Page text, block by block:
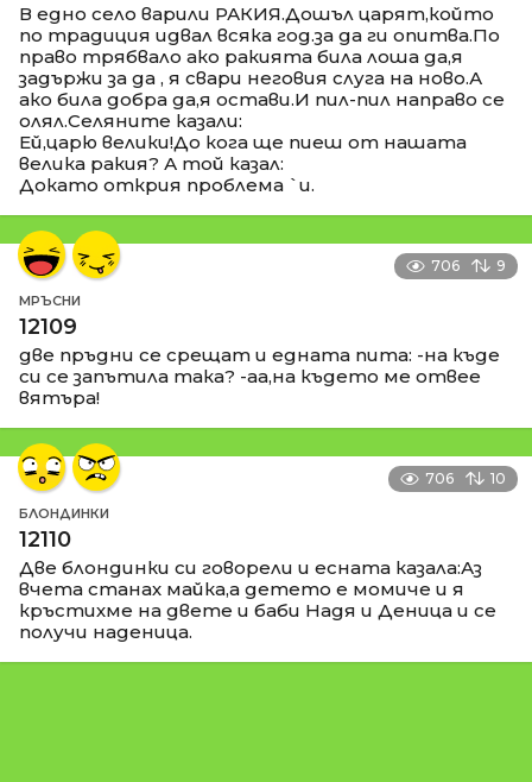
В едно село варили РАКИЯ.Дошъл царят,който
по традиция идвал всяка год.за да ги опитва.По
право трябвало ако ракията била лоша да,я
задържи за да , я свари неговия слуга на ново.А
ако била добра да,я остави.И пил-пил направо се
олял.Селяните казали:
Ей,царю велики!До кога ще пиеш от нашата
велика ракия? А той казал:
Докато открия проблема `и.
706 9
МРЪСНИ
12109
две пръдни се срещат и едната пита: -на къде
си се запътила така? -аа,на където ме отвее
вятъра!
706 10
БЛОНДИНКИ
12110
Две блондинки си говорели и есната казала:Аз
вчета станах майка,а детето е момиче и я
кръстихме на двете и баби Надя и Деница и се
получи наденица.